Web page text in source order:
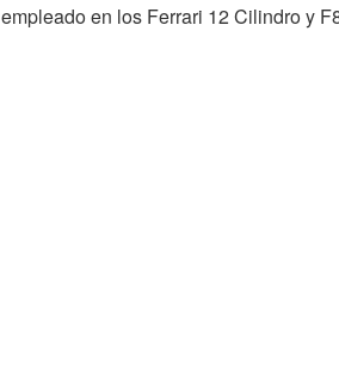
empleado en los Ferrari 12 Cilindro y